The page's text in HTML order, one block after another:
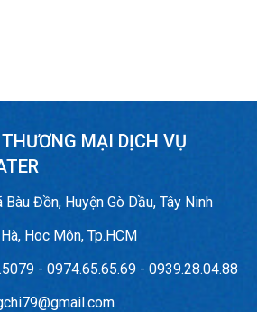
MẠI DỊCH VỤ
Bàu Đồn, Huyện Gò Dầu, Tây Ninh
Hoc Môn, Tp.HCM
- 0974.65.65.69 - 0939.28.04.88